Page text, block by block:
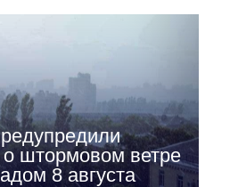
штормовом ветре
8 августа